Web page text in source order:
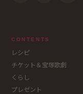
CONTENTS
レシピ
チケット＆宝塚歌劇
くらし
プレゼント